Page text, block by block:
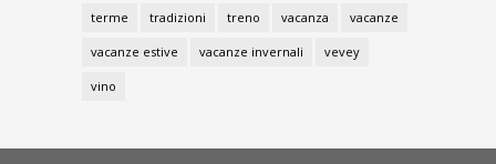
terme tradizioni treno vacanza vacanze
vacanze estive vacanze invernali vevey
vino